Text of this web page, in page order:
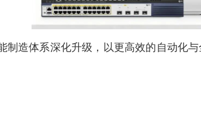
制造体系深化升级，以更高效的自动化